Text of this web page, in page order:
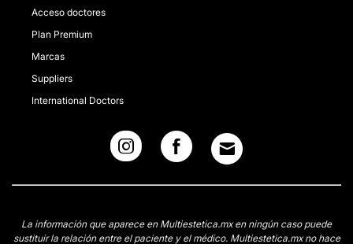
Acceso doctores
Plan Premium
Marcas
Suppliers
International Doctors
La información que aparece en Multiestetica.mx en ningún caso puede
sustituir la relación entre el paciente y el médico. Multiestetica.mx no hace